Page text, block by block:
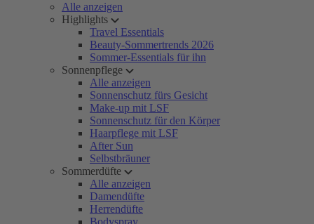
Alle anzeigen
Highlights
Travel Essentials
Beauty-Sommertrends 2026
Sommer-Essentials für ihn
Sonnenpflege
Alle anzeigen
Sonnenschutz fürs Gesicht
Make-up mit LSF
Sonnenschutz für den Körper
Haarpflege mit LSF
After Sun
Selbstbräuner
Sommerdüfte
Alle anzeigen
Damendüfte
Herrendüfte
Bodyspray